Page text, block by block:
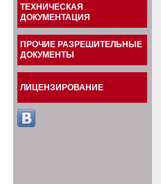
ТЕХНИЧЕСКАЯ
ДОКУМЕНТАЦИЯ
ПРОЧИЕ РАЗРЕШИТЕЛЬНЫЕ
ДОКУМЕНТЫ
ЛИЦЕНЗИРОВАНИЕ